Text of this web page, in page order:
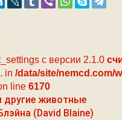
с версии 2.1.0
in /data/site/nemcd.com/
line 6170
другие животные
(David Blaine)